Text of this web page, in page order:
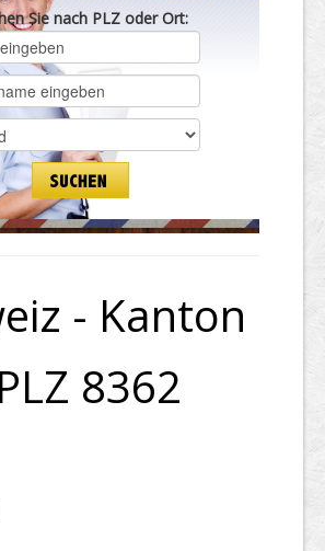
Sie nach PLZ oder Ort:
- Kanton
8362